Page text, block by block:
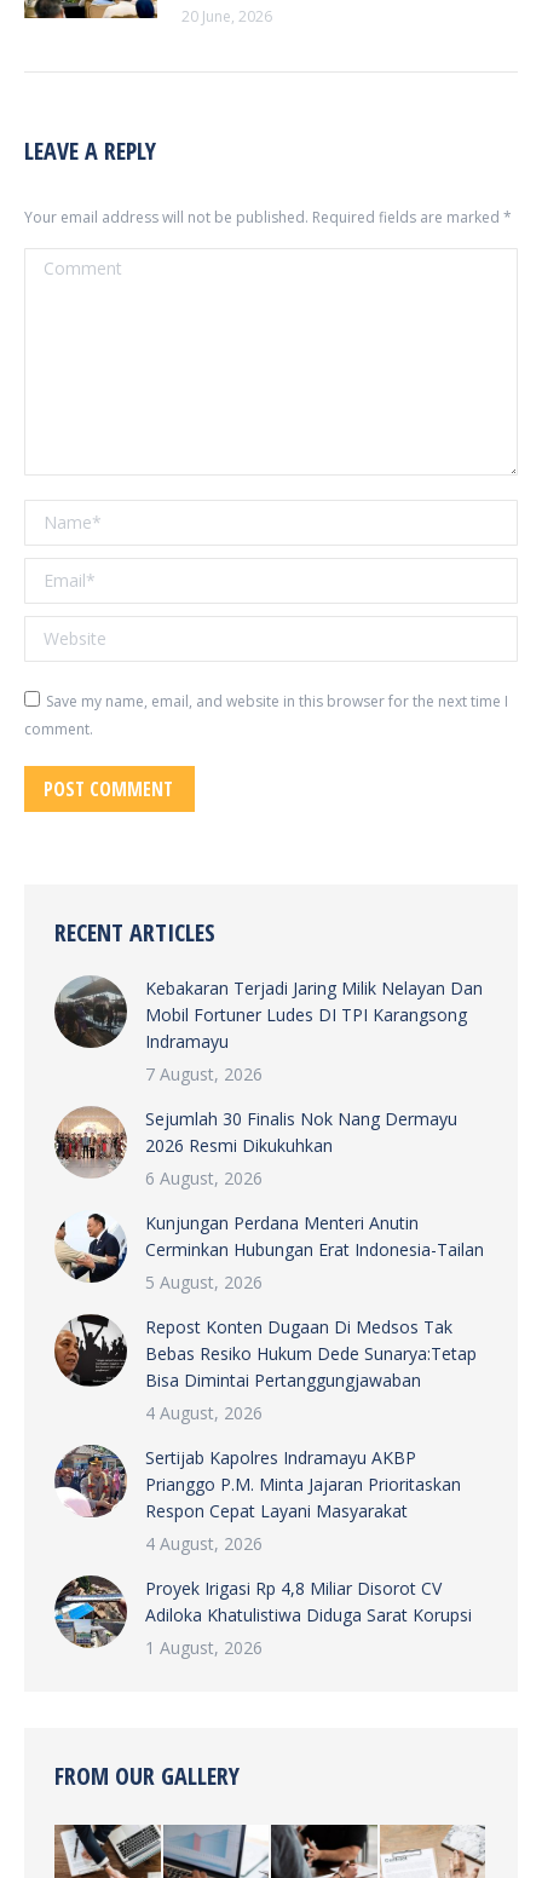
20 June, 2026
LEAVE A REPLY
Your email address will not be published. Required fields are marked *
Comment
Name *
Email *
Website
Save my name, email, and website in this browser for the next time I
comment.
POST COMMENT
RECENT ARTICLES
Kebakaran Terjadi Jaring Milik Nelayan Dan
Mobil Fortuner Ludes DI TPI Karangsong
Indramayu
7 August, 2026
Sejumlah 30 Finalis Nok Nang Dermayu
2026 Resmi Dikukuhkan
6 August, 2026
Kunjungan Perdana Menteri Anutin
Cerminkan Hubungan Erat Indonesia-Tailan
5 August, 2026
Repost Konten Dugaan Di Medsos Tak
Bebas Resiko Hukum Dede Sunarya:Tetap
Bisa Dimintai Pertanggungjawaban
4 August, 2026
Sertijab Kapolres Indramayu AKBP
Prianggo P.M. Minta Jajaran Prioritaskan
Respon Cepat Layani Masyarakat
4 August, 2026
Proyek Irigasi Rp 4,8 Miliar Disorot CV
Adiloka Khatulistiwa Diduga Sarat Korupsi
1 August, 2026
FROM OUR GALLERY